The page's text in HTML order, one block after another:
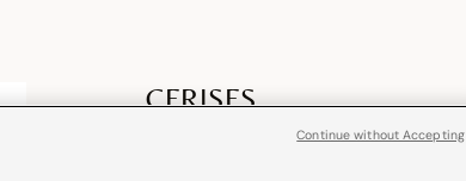
CERISES
Tablier Cerises Coton
Continue without Accepting